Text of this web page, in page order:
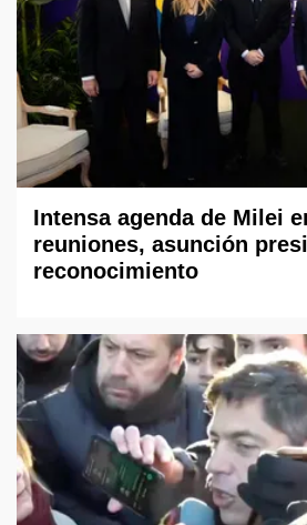
Intensa agenda de Milei
reuniones, asunción
reconocimiento